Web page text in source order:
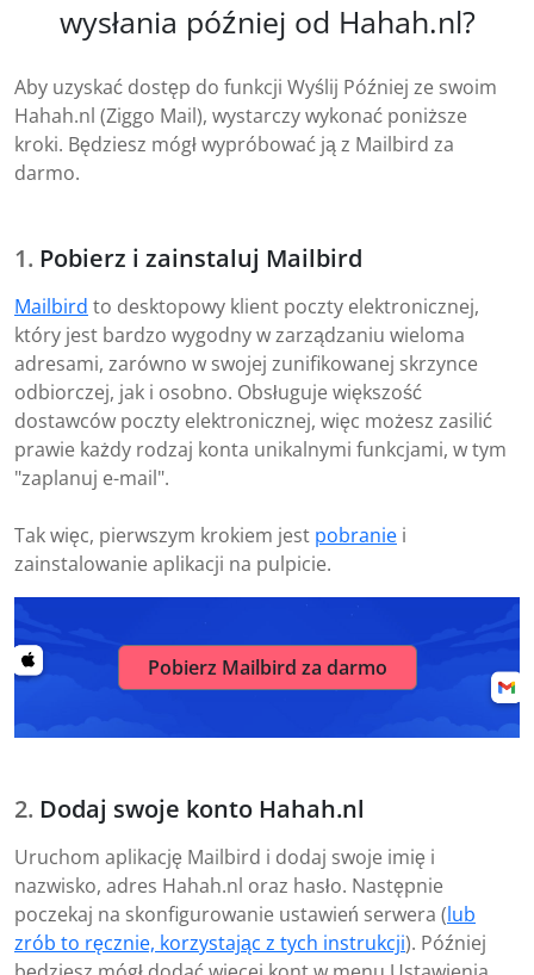
wysłania później od Hahah.nl?
Aby uzyskać dostęp do funkcji Wyślij Później ze swoim
Hahah.nl (Ziggo Mail), wystarczy wykonać poniższe
kroki. Będziesz mógł wypróbować ją z Mailbird za
darmo.
Pobierz i zainstaluj Mailbird
Mailbird to desktopowy klient poczty elektronicznej,
który jest bardzo wygodny w zarządzaniu wieloma
adresami, zarówno w swojej zunifikowanej skrzynce
odbiorczej, jak i osobno. Obsługuje większość
dostawców poczty elektronicznej, więc możesz zasilić
prawie każdy rodzaj konta unikalnymi funkcjami, w tym
"zaplanuj e-mail".
Tak więc, pierwszym krokiem jest pobranie i
zainstalowanie aplikacji na pulpicie.
Pobierz Mailbird za darmo
Dodaj swoje konto Hahah.nl
Uruchom aplikację Mailbird i dodaj swoje imię i
nazwisko, adres Hahah.nl oraz hasło. Następnie
poczekaj na skonfigurowanie ustawień serwera (lub
zrób to ręcznie, korzystając z tych instrukcji). Później